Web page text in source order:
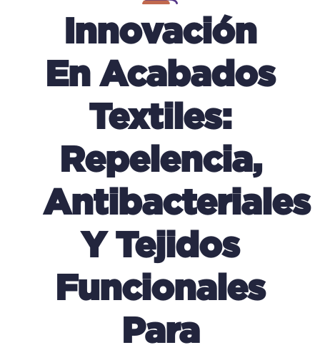
Innovación
En Acabados
Textiles:
Repelencia,
Antibacteriales
Y Tejidos
Funcionales
Para